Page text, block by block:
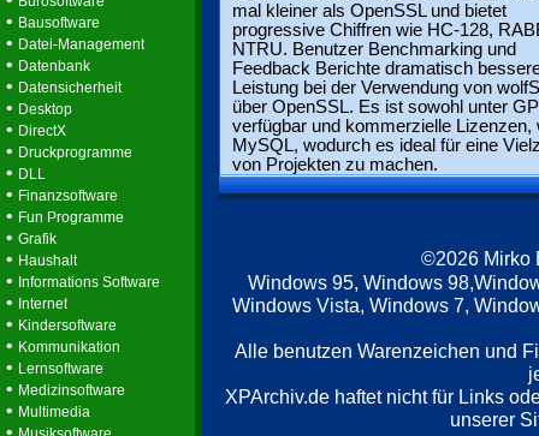
• Bausoftware
• Datei-Management
• Datenbank
• Datensicherheit
• Desktop
• DirectX
• Druckprogramme
• DLL
• Finanzsoftware
• Fun Programme
• Grafik
• Haushalt
• Informations Software
• Internet
• Kindersoftware
• Kommunikation
• Lernsoftware
• Medizinsoftware
• Multimedia
•
mal kleiner als OpenSSL und bietet
progressive Chiffren wie HC-128,
NTRU. Benutzer Benchmarking und
Feedback Berichte dramatisch
Leistung bei der Verwendung von
über OpenSSL. Es ist sowohl unter
verfügbar und kommerzielle Lizenzen,
MySQL, wodurch es ideal für eine
von Projekten zu machen.
©2026 Mirko
Windows 95, Windows
Windows Vista, Windows 7,
Alle benutzen Warenzeichen und
XPArchiv.de haftet nicht für Links
unserer